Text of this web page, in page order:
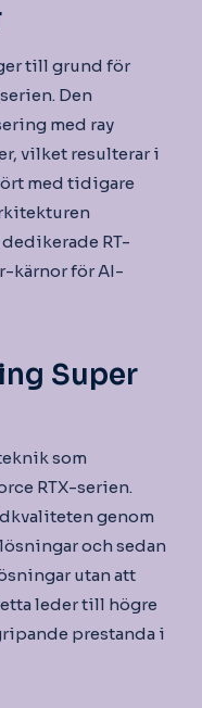
till grund för
Den
med ray
vilket resulterar i
med tidigare
RT-
kärnor för AI-
Super
som
RTX-serien.
genom
och sedan
utan att
leder till högre
prestanda i